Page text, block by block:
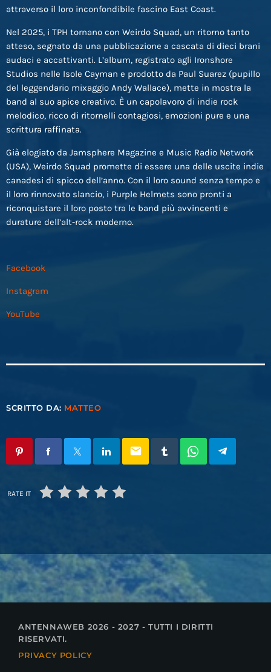
attraverso il loro inconfondibile fascino East Coast.
Nel 2025, i TPH tornano con Weirdo Squad, un ritorno tanto
atteso, segnato da una pubblicazione a cascata di dieci brani
audaci e accattivanti. L’album, registrato agli Ironshore
Studios nelle Isole Cayman e prodotto da Paul Suarez (pupillo
del leggendario mixaggio Andy Wallace), mette in mostra la
band al suo apice creativo. È un capolavoro di indie rock
melodico, ricco di ritornelli contagiosi, emozioni pure e una
scrittura raffinata.
Già elogiato da Jamsphere Magazine e Music Radio Network
(USA), Weirdo Squad promette di essere una delle uscite indie
canadesi di spicco dell’anno. Con il loro sound senza tempo e
il loro rinnovato slancio, i Purple Helmets sono pronti a
riconquistare il loro posto tra le band più avvincenti e
durature dell’alt-rock moderno.
Facebook
Instagram
YouTube
SCRITTO DA: MATTEO
email
RATE IT
ANTENNAWEB 2026 - 2027 - TUTTI I DIRITTI
RISERVATI.
PRIVACY POLICY